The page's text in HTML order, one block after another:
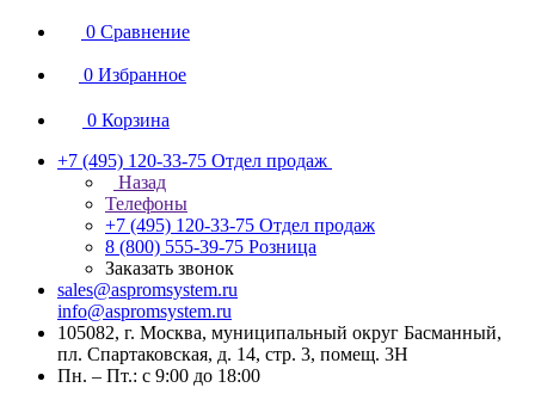
0 Сравнение
0 Избранное
0 Корзина
+7 (495) 120-33-75 Отдел продаж
Назад
Телефоны
+7 (495) 120-33-75 Отдел продаж
8 (800) 555-39-75 Розница
Заказать звонок
sales@aspromsystem.ru
info@aspromsystem.ru
105082, г. Москва, муниципальный округ Басманный,
пл. Спартаковская, д. 14, стр. 3, помещ. 3Н
Пн. – Пт.: с 9:00 до 18:00